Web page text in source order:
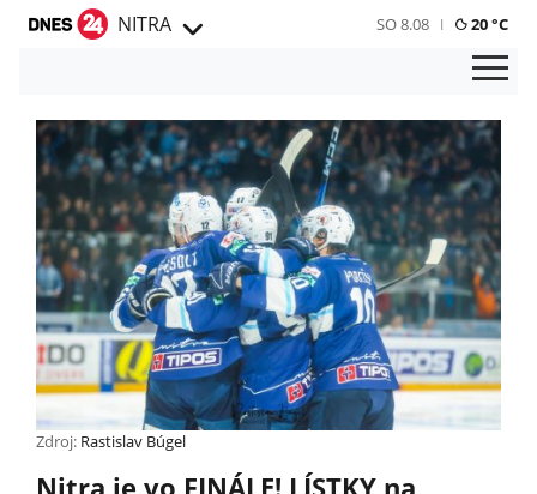
NITRA SO 8.08 20 °C
Zdroj: Rastislav Búgel